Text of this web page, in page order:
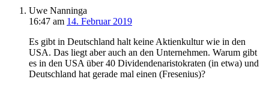
Uwe Nanninga
16:47 am 14. Februar 2019
Es gibt in Deutschland halt keine Aktienkultur wie in den
USA. Das liegt aber auch an den Unternehmen. Warum gibt
es in den USA über 40 Dividendenaristokraten (in etwa) und
Deutschland hat gerade mal einen (Fresenius)?